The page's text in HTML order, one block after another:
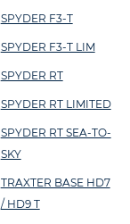
SPYDER F3-T
SPYDER F3-T LIM
SPYDER RT
SPYDER RT LIMITED
SPYDER RT SEA-TO-
SKY
TRAXTER BASE HD7
/ HD9 T